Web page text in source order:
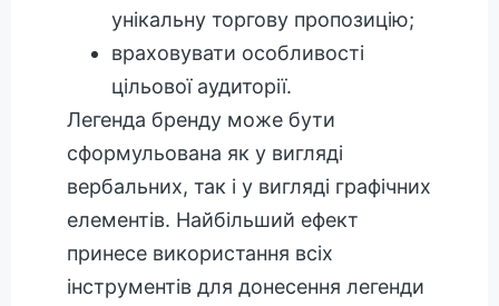
унікальну торгову пропозицію;
враховувати особливості
цільової аудиторії.
Легенда бренду може бути
сформульована як у вигляді
вербальних, так і у вигляді графічних
елементів. Найбільший ефект
принесе використання всіх
інструментів для донесення легенди